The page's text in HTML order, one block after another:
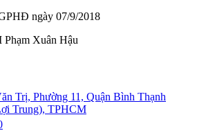
ngày 07/9/2018
Xuân Hậu
Trị, Phường 11, Quận Bình Thạnh
Trung), TPHCM